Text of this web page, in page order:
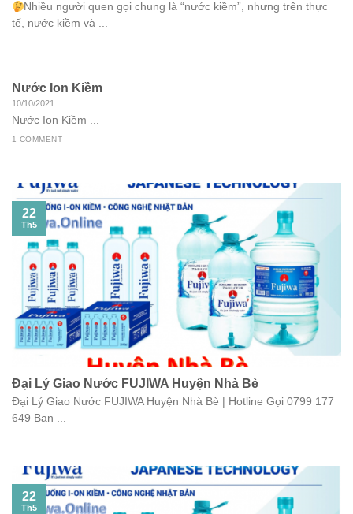
Nhiều người quen gọi chung là “nước kiềm”, nhưng trên thực
tế, nước kiềm và ...
Nước Ion Kiềm
10/10/2021
Nước Ion Kiềm ...
1 COMMENT
Đại Lý Giao Nước FUJIWA Huyện Nhà Bè
Đại Lý Giao Nước FUJIWA Huyện Nhà Bè | Hotline Gọi 0799 177
649 Bạn ...
22
Th5
22
Th5